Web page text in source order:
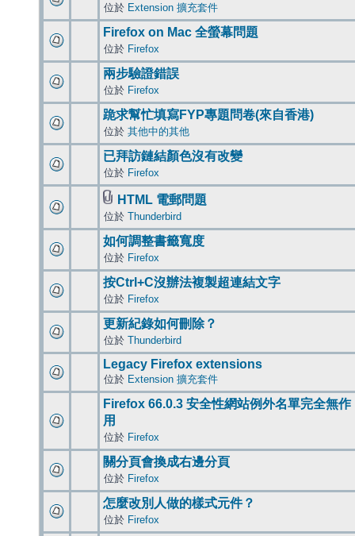
位於 Extension 擴充套件
Firefox on Mac 全螢幕問題
位於 Firefox
兩步驗證錯誤
位於 Firefox
跪求幫忙填寫FYP專題問卷(來自香港)
位於 其他中的其他
已拜訪鏈結顏色沒有改變
位於 Firefox
HTML 電郵問題
位於 Thunderbird
如何調整書籤寬度
位於 Firefox
按Ctrl+C沒辦法複製超連結文字
位於 Firefox
更新紀錄如何刪除？
位於 Thunderbird
Legacy Firefox extensions
位於 Extension 擴充套件
Firefox 66.0.3 安全性網站例外名單完全無作
用
位於 Firefox
關分頁會換成右邊分頁
位於 Firefox
怎麼改別人做的樣式元件？
位於 Firefox